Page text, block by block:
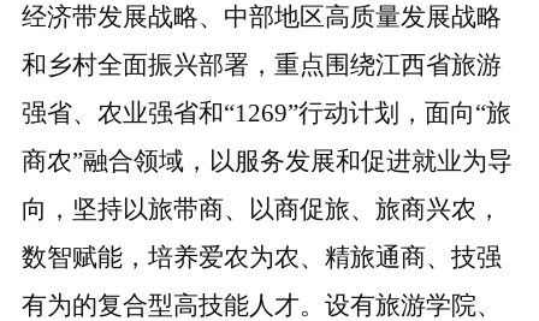
经济带发展战略、中部地区高质量发展战略
和乡村全面振兴部署，重点围绕江西省旅游
强省、农业强省和“1269”行动计划，面向“旅
商农”融合领域，以服务发展和促进就业为导
向，坚持以旅带商、以商促旅、旅商兴农，
数智赋能，培养爱农为农、精旅通商、技强
有为的复合型高技能人才。 设有旅游学院、